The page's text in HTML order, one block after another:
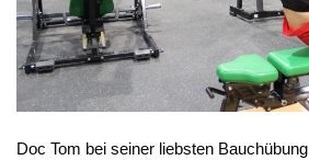
Doc Tom bei seiner liebsten Bauchübung